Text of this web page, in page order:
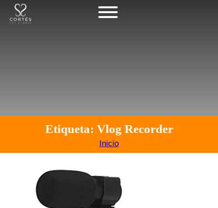
Etiqueta: Vlog Recorder
Inicio